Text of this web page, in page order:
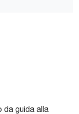
da guida alla